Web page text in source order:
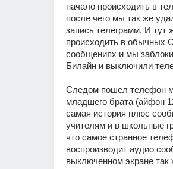
начало происходить в
после чего мы так же
запись телеграмм. И тут
происходить в обычных
сообщениях и мы
Билайн и выключили
Следом пошел телефон
младшего брата (айфон
самая история плюс
учителям и в школьные
что самое странное
воспроизводит аудио
выключенном экране так